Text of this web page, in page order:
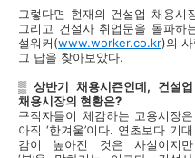
그렇다면 현재의 건설업 채용시
그리고 건설사 취업문을 돌파하
설워커(www.worker.co.kr)의
그 답을 찾아보았다.
▒ 상반기 채용시즌인데, 건설업
채용시장의 현황은?
구직자들이 체감하는 고용시장은
아직 ‘한겨울’이다. 연초보다 기대
감이 높아진 것은 사실이지만